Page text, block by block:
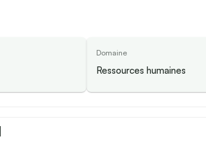
Domaine
Ressources humaines